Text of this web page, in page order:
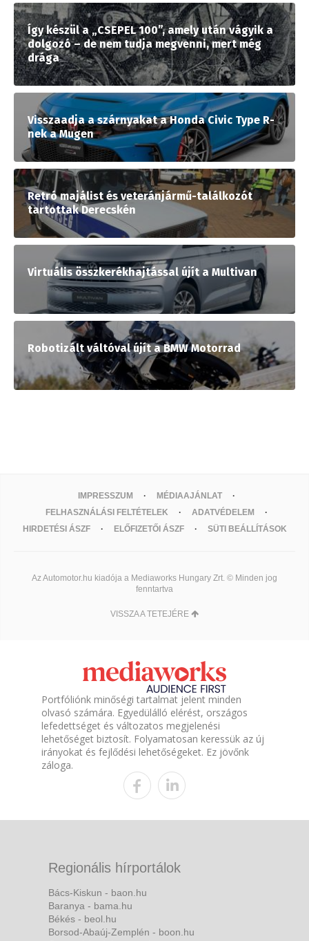
Így készül a „CSEPEL 100”, amely után vágyik a
dolgozó – de nem tudja megvenni, mert még
drága
Visszaadja a szárnyakat a Honda Civic Type R-
nek a Mugen
Retró majálist és veteránjármű-találkozót
tartottak Derecskén
Virtuális összkerékhajtással újít a Multivan
Robotizált váltóval újít a BMW Motorrad
IMPRESSZUM
MÉDIAAJÁNLAT
FELHASZNÁLÁSI FELTÉTELEK
ADATVÉDELEM
HIRDETÉSI ÁSZF
ELŐFIZETŐI ÁSZF SÜTI BEÁLLÍTÁSOK
Az Automotor.hu kiadója a Mediaworks Hungary Zrt. © Minden jog
fenntartva
VISSZA A TETEJÉRE
Portfóliónk minőségi tartalmat jelent minden
olvasó számára. Egyedülálló elérést, országos
lefedettséget és változatos megjelenési
lehetőséget biztosít. Folyamatosan keressük az új
irányokat és fejlődési lehetőségeket. Ez jövőnk
záloga.
Regionális hírportálok
Bács-Kiskun - baon.hu
Baranya - bama.hu
Békés - beol.hu
Borsod-Abaúj-Zemplén - boon.hu